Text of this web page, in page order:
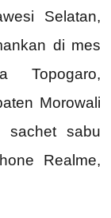
Selatan,
di mes
Topogaro,
Morowali
sachet sabu
Realme,